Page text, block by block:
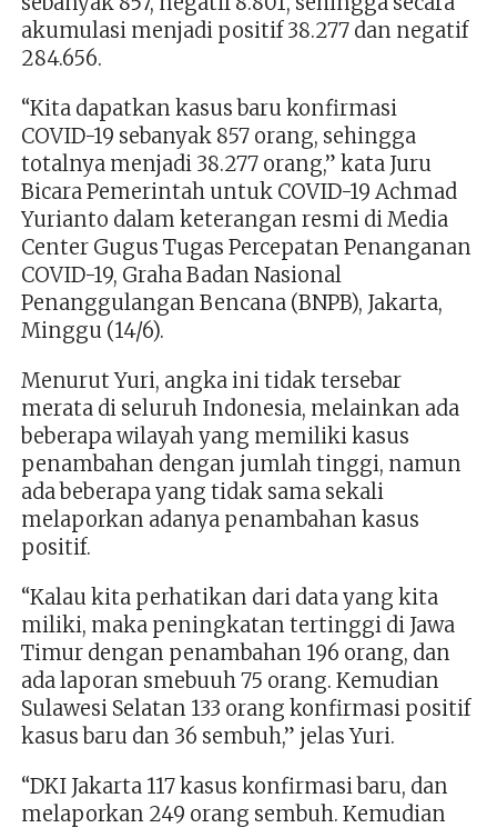
akumulasi menjadi positif 38.277 dan negatif
284.656.
“Kita dapatkan kasus baru konfirmasi
COVID-19 sebanyak 857 orang, sehingga
totalnya menjadi 38.277 orang,” kata Juru
Bicara Pemerintah untuk COVID-19 Achmad
Yurianto dalam keterangan resmi di Media
Center Gugus Tugas Percepatan Penanganan
COVID-19, Graha Badan Nasional
Penanggulangan Bencana (BNPB), Jakarta,
Minggu (14/6).
Menurut Yuri, angka ini tidak tersebar
merata di seluruh Indonesia, melainkan ada
beberapa wilayah yang memiliki kasus
penambahan dengan jumlah tinggi, namun
ada beberapa yang tidak sama sekali
melaporkan adanya penambahan kasus
positif.
“Kalau kita perhatikan dari data yang kita
miliki, maka peningkatan tertinggi di Jawa
Timur dengan penambahan 196 orang, dan
ada laporan smebuuh 75 orang. Kemudian
Sulawesi Selatan 133 orang konfirmasi positif
kasus baru dan 36 sembuh,” jelas Yuri.
“DKI Jakarta 117 kasus konfirmasi baru, dan
melaporkan 249 orang sembuh. Kemudian